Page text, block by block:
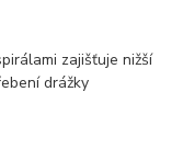
zajišťuje nižší
drážky